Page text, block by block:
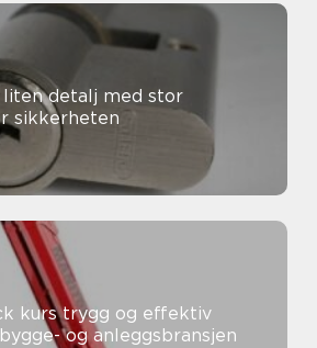
sikkerheten
og effektiv
og anleggsbransjen